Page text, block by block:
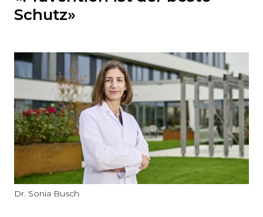
den
Hauptinhalt
direkt
zum
Seitenende
springen?
Schutz»
Dr. Sonia Busch